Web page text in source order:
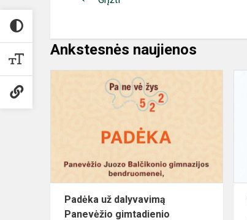
Ankstesnės naujienos
Padėka už dalyvavimą
Panevėžio gimtadienio